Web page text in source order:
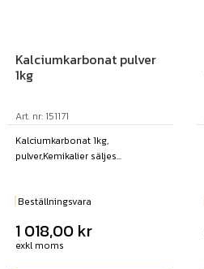
Kalciumkarbonat pulver
1kg
Art. nr: 151171
Kalciumkarbonat 1kg,
pulver,Kemikalier säljes...
Beställningsvara
1 018,00 kr
exkl moms